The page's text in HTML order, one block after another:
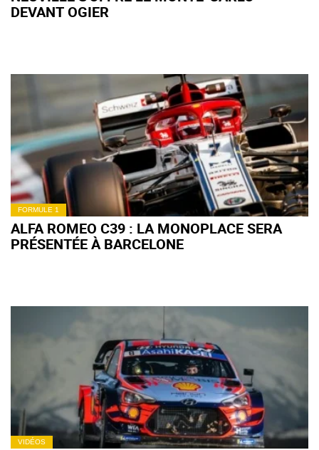
DEVANT OGIER
FORMULE 1
ALFA ROMEO C39 : LA MONOPLACE SERA
PRÉSENTÉE À BARCELONE
VIDÉOS